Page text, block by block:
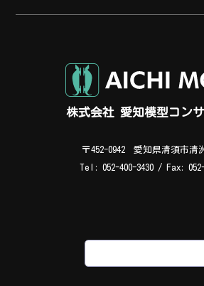
会社代表（平日 8:00～
052-400-
090-3380-
株式会社 愛知模型コン
〒452-0942 愛知県清須市清
Tel: 052-400-3430 / Fax: 052-